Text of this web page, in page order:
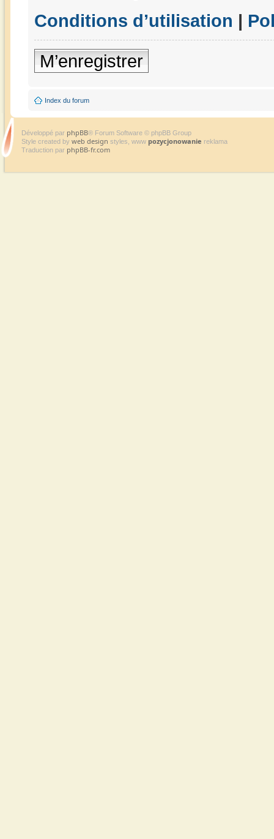
Conditions d’utilisation |
M’enregistrer
Index du forum
Développé par phpBB® Forum Software © phpBB Group
Style created by web design styles, www pozycjonowanie reklama
Traduction par phpBB-fr.com